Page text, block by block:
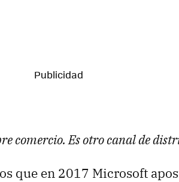
comercio. Es otro canal de
que en 2017 Microsoft